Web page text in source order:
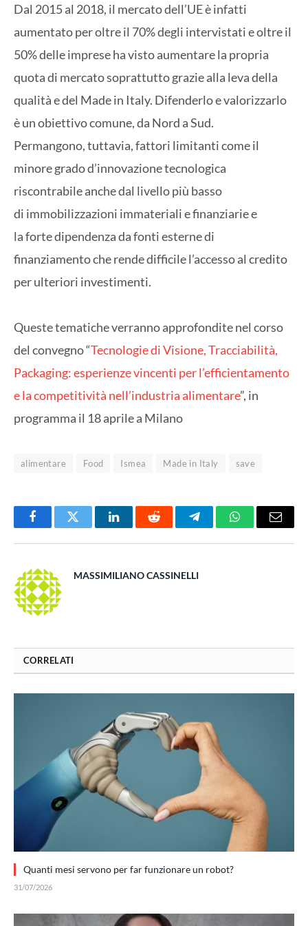
Dal 2015 al 2018, il mercato dell’UEè infatti
aumentato per oltre il 70% degli intervistati e oltre il
50% delle imprese ha visto aumentare la propria
quota di mercato soprattutto grazie alla leva della
qualità e del Made in Italy. Difenderlo e valorizzarlo
è un obiettivo comune, da Nord a Sud.
Permangono, tuttavia, fattori limitanti come il
minore grado d’innovazione tecnologica
riscontrabile anche dal livello più basso
di immobilizzazioni immateriali e finanziarie e
la forte dipendenza da fonti esterne di
finanziamento che rende difficile l’accesso al credito
per ulteriori investimenti.
Queste tematiche verranno approfondite nel corso
del convegno “Tecnologie di Visione, Tracciabilità,
Packaging: esperienze vincenti per l’efficientamento
e la competitività nell’industria alimentare”, in
programma il 18 aprile a Milano
alimentare Food Ismea Made in Italy save
FacebookTwitter LinkedInReddit TelegramWhatsAppEmail
MASSIMILIANO CASSINELLI
CORRELATI
Quanti mesi servono per far funzionare un robot?
31/07/2026